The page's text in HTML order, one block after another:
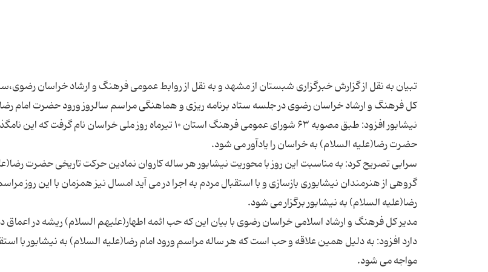
تبیان به نقل از گزارش خبرگزاری شبستان از مشهد و به نقل از روابط عمومی فرهنگ و ارشاد خراسان
کل فرهنگ و ارشاد خراسان رضوی در جلسه ستاد برنامه ریزی و هماهنگی مراسم سالروز ورود حضرت امام
نیشابور افزود: طبق مصوبه ۶۳ شورای عمومی فرهنگ استان ۱۰ تیرماه روز ملی خراسان نام
سرابی تصریح كرد: به مناسبت این روز با محوریت نیشابور هر ساله كاروان نمادین حركت تاریخی حضرت
گروهی از هنرمندان نیشابوری بازسازی و با استقبال مردم به اجرا در می آید امسال نیز همزمان با این روز
مدیر کل فرهنگ و ارشاد اسلامی خراسان رضوی با بیان این که حب ائمه اطهار(علیهم السلام) ریشه در اعماق
دارد افزود: به دلیل همین علاقه و حب است که هر ساله مراسم ورود امام رضا(علیه السلام) به نیشابور با